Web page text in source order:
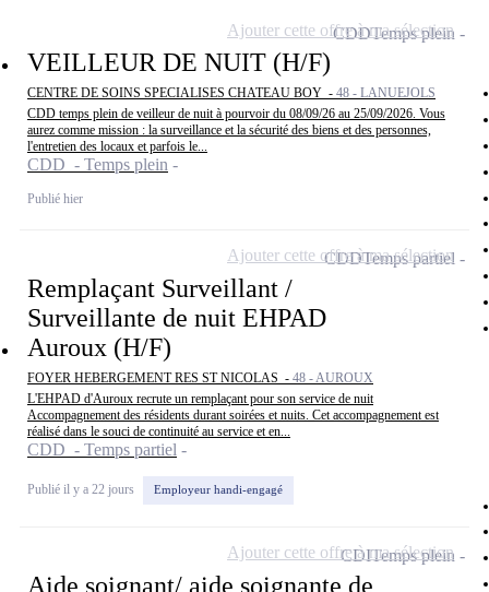
VEILLEUR DE NUIT (H/F)
CENTRE DE SOINS SPECIALISES CHATEAU BOY - 48 - LANUEJOLS
CDD temps plein de veilleur de nuit à pourvoir du 08/09/26 au 25/09/2026. Vous
aurez comme mission : la surveillance et la sécurité des biens et des personnes,
l'entretien des locaux et parfois le...
CDD - Temps plein
Publié hier
CDDTemps plein
Ajouter cette offre à ma sélection
Remplaçant Surveillant /
Surveillante de nuit EHPAD
Auroux (H/F)
FOYER HEBERGEMENT RES ST NICOLAS - 48 - AUROUX
L'EHPAD d'Auroux recrute un remplaçant pour son service de nuit
Accompagnement des résidents durant soirées et nuits. Cet accompagnement est
réalisé dans le souci de continuité au service et en...
CDD - Temps partiel
Publié il y a 22 jours Employeur handi-engagé
CDDTemps partiel
Ajouter cette offre à ma sélection
Aide soignant/ aide soignante de
CDITemps plein
Ajouter cette offre à ma sélection